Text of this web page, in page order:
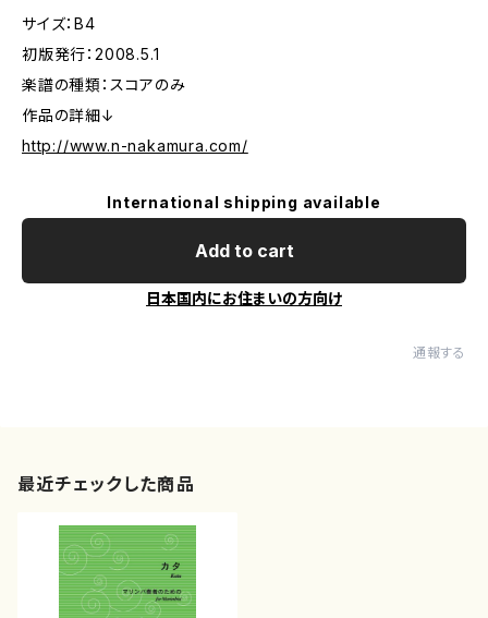
サイズ：B4
初版発行：2008.5.1
楽譜の種類：スコアのみ
作品の詳細↓
http://www.n-nakamura.com/
International shipping available
Add to cart
日本国内にお住まいの方向け
通報する
最近チェックした商品